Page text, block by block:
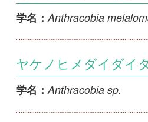
アカハナビラタケ
アラゲヒメチャワンタケ
学名： Cheilymenia coprinaria